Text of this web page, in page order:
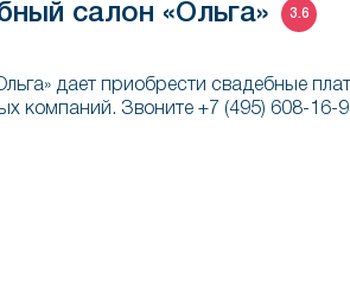
салон «Ольга» 3.6
дает приобрести свадебные
компаний. Звоните +7 (495) 608-16-